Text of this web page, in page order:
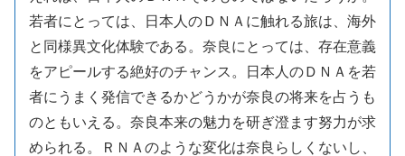
若者にとっては、日本人のＤＮＡに触れる旅は、海外
と同様異文化体験である。奈良にとっては、存在意義
をアピールする絶好のチャンス。日本人のＤＮＡを若
者にうまく発信できるかどうかが奈良の将来を占うも
のともいえる。奈良本来の魅力を研ぎ澄ます努力が求
められる。ＲＮＡのような変化は奈良らしくないし、